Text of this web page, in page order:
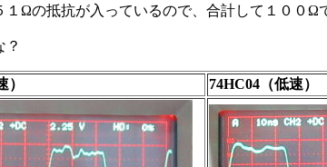
Ωの抵抗が入っているので、合計して１００Ω
？
） 74HC04（低速）